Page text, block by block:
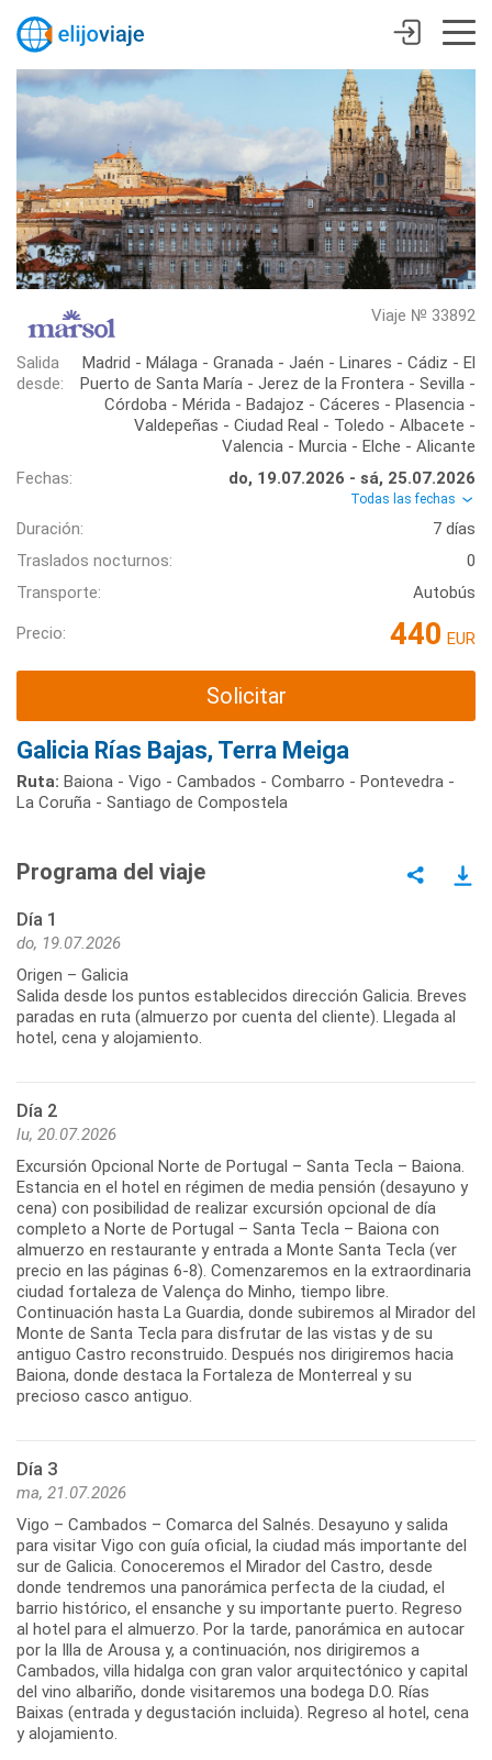
Viaje № 33892
Salida
desde:
Madrid - Málaga - Granada - Jaén - Linares - Cádiz - El
Puerto de Santa María - Jerez de la Frontera - Sevilla -
Córdoba - Mérida - Badajoz - Cáceres - Plasencia -
Valdepeñas - Ciudad Real - Toledo - Albacete -
Valencia - Murcia - Elche - Alicante
Fechas:
do, 19.07.2026 - sá, 25.07.2026
Todas las fechas
Duración:
7 días
Traslados nocturnos:
0
Transporte:
Autobús
Precio: 440 EUR
Solicitar
Galicia Rías Bajas, Terra Meiga
Ruta: Baiona - Vigo - Cambados - Combarro - Pontevedra -
La Coruña - Santiago de Compostela
Programa del viaje
Día 1
do, 19.07.2026
Origen – Galicia
Salida desde los puntos establecidos dirección Galicia. Breves
paradas en ruta (almuerzo por cuenta del cliente). Llegada al
hotel, cena y alojamiento.
Día 2
lu, 20.07.2026
Excursión Opcional Norte de Portugal – Santa Tecla – Baiona.
Estancia en el hotel en régimen de media pensión (desayuno y
cena) con posibilidad de realizar excursión opcional de día
completo a Norte de Portugal – Santa Tecla – Baiona con
almuerzo en restaurante y entrada a Monte Santa Tecla (ver
precio en las páginas 6-8). Comenzaremos en la extraordinaria
ciudad fortaleza de Valença do Minho, tiempo libre.
Continuación hasta La Guardia, donde subiremos al Mirador del
Monte de Santa Tecla para disfrutar de las vistas y de su
antiguo Castro reconstruido. Después nos dirigiremos hacia
Baiona, donde destaca la Fortaleza de Monterreal y su
Día 3
ma, 21.07.2026
Vigo – Cambados – Comarca del Salnés. Desayuno y salida
para visitar Vigo con guía oficial, la ciudad más importante del
sur de Galicia. Conoceremos el Mirador del Castro, desde
donde tendremos una panorámica perfecta de la ciudad, el
barrio histórico, el ensanche y su importante puerto. Regreso
al hotel para el almuerzo. Por la tarde, panorámica en autocar
por la Illa de Arousa y, a continuación, nos dirigiremos a
Cambados, villa hidalga con gran valor arquitectónico y capital
del vino albariño, donde visitaremos una bodega D.O. Rías
Baixas (entrada y degustación incluida). Regreso al hotel, cena